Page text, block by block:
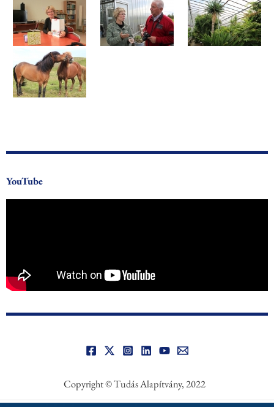
YouTube
Copyright © Tudás Alapítvány, 2022